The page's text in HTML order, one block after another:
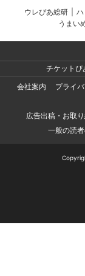
ウレぴあ総研
うまい
チケットぴ
会社案内
プライ
広告出稿・お取
一般の読